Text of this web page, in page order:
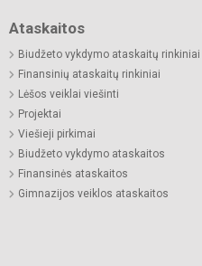
Ataskaitos
Biudžeto vykdymo ataskaitų rinkiniai
Finansinių ataskaitų rinkiniai
Lėšos veiklai viešinti
Projektai
Viešieji pirkimai
Biudžeto vykdymo ataskaitos
Finansinės ataskaitos
Gimnazijos veiklos ataskaitos